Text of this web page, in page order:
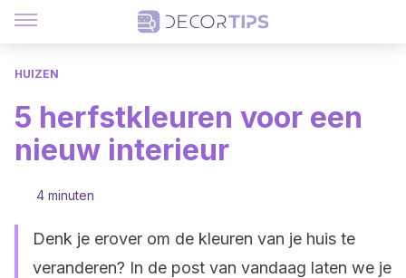
HUIZEN
5 herfstkleuren voor een
nieuw interieur
4 minuten
Denk je erover om de kleuren van je huis te
veranderen? In de post van vandaag laten we je